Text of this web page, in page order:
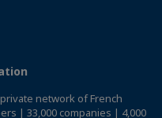
network of French
| 33,000 companies | 4,000